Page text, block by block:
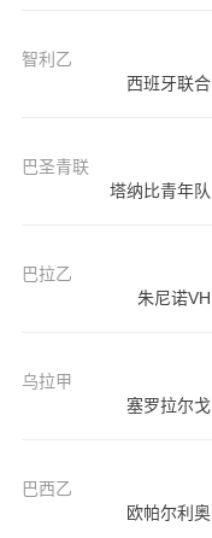
智利乙
西班牙联合
巴圣青联
塔纳比青年队
巴拉乙
朱尼诺VH
乌拉甲
塞罗拉尔戈
巴西乙
欧帕尔利奥